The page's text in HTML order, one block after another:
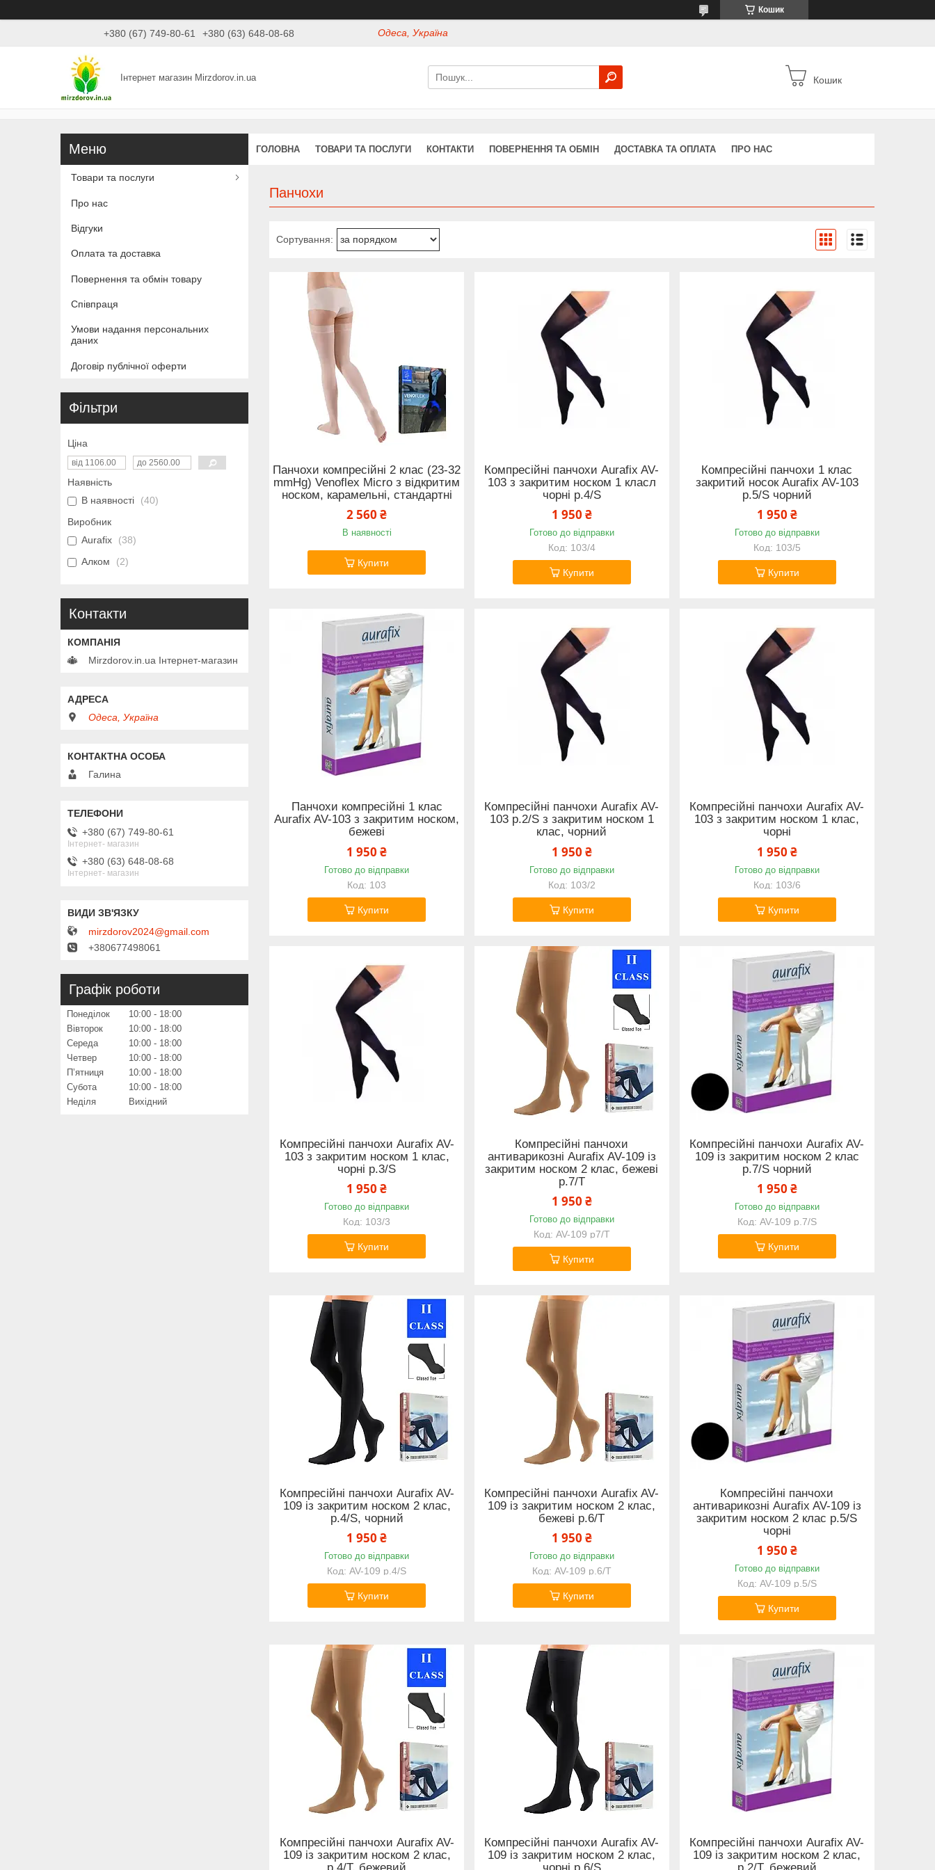
Кошик
+380 (67) 749-80-61 +380 (63) 648-08-68 Одеса, Україна
Інтернет магазин Mirzdorov.in.ua Кошик
ГОЛОВНА ТОВАРИ ТА ПОСЛУГИ КОНТАКТИ ПОВЕРНЕННЯ ТА ОБМІН ДОСТАВКА ТА ОПЛАТА ПРО НАС
Панчохи
Панчохи компресійні 2 клас (23-32
mmHg) Venoflex Micro з відкритим
носком, карамельні, стандартні
2 560 ₴
В наявності
Купити
Компресійні панчохи Aurafix AV-
103 з закритим носком 1 класл
чорні р.4/S
1 950 ₴
Готово до відправки
103/4
Купити
Компресійні панчохи 1 клас
закритий носок Aurafix AV-103
р.5/S чорний
1 950 ₴
Готово до відправки
103/5
Купити
Панчохи компресійні 1 клас
Aurafix AV-103 з закритим носком,
бежеві
1 950 ₴
Готово до відправки
103
Купити
Компресійні панчохи Aurafix AV-
103 р.2/S з закритим носком 1
клас, чорний
1 950 ₴
Готово до відправки
103/2
Купити
Компресійні панчохи Aurafix AV-
103 з закритим носком 1 клас,
чорні
1 950 ₴
Готово до відправки
103/6
Купити
Компресійні панчохи Aurafix AV-
103 з закритим носком 1 клас,
чорні р.3/S
1 950 ₴
Готово до відправки
103/3
Купити
Компресійні панчохи
антиварикозні Aurafix AV-109 із
закритим носком 2 клас, бежеві
р.7/T
1 950 ₴
Готово до відправки
AV-109 р7/Т
Купити
Компресійні панчохи Aurafix AV-
109 із закритим носком 2 клас
р.7/S чорний
1 950 ₴
Готово до відправки
AV-109 р.7/S
Купити
Компресійні панчохи Aurafix AV-
109 із закритим носком 2 клас,
р.4/S, чорний
1 950 ₴
Готово до відправки
AV-109 р.4/S
Купити
Компресійні панчохи Aurafix AV-
109 із закритим носком 2 клас,
бежеві р.6/T
1 950 ₴
Готово до відправки
AV-109 р.6/Т
Купити
Компресійні панчохи
антиварикозні Aurafix AV-109 із
закритим носком 2 клас р.5/S
чорні
1 950 ₴
Готово до відправки
AV-109 р.5/S
Купити
Компресійні панчохи Aurafix AV-
109 із закритим носком 2 клас,
Компресійні панчохи Aurafix AV-
109 із закритим носком 2 клас,
Компресійні панчохи Aurafix AV-
109 із закритим носком 2 клас,
Товари та послуги
Про нас
Відгуки
Оплата та доставка
Повернення та обмін товару
Співпраця
Умови надання персональних
даних
Договір публічної оферти
Фільтри
Ціна
Наявність
В наявності
40
Виробник
Aurafix
38
Алком
2
Контакти
Mirzdorov.in.ua Інтернет-магазин
Одеса, Україна
Галина
+380 (67) 749-80-61
Інтернет- магазин
+380 (63) 648-08-68
Інтернет- магазин
mirzdorov2024@gmail.com
+380677498061
Графік роботи
Понеділок 10:00
18:00
Вівторок
10:00
18:00
Середа
10:00
18:00
Четвер
10:00
18:00
Пʼятниця
10:00
18:00
Субота
10:00
18:00
Неділя
Вихідний